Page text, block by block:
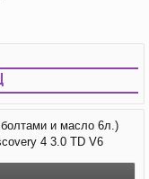
и масло 6л.)
4 3.0 TD V6